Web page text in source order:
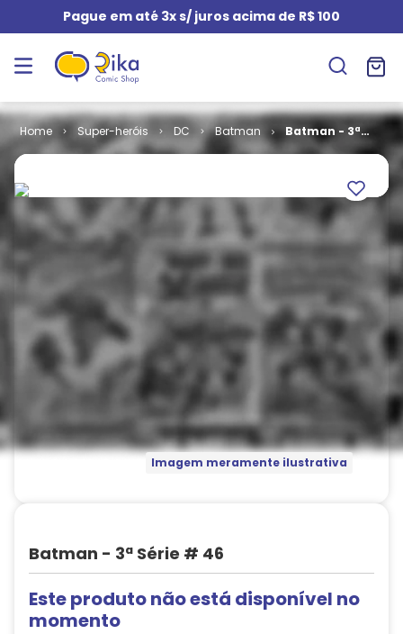
Pague em até 3x s/ juros acima de R$ 100
Super-heróis DC Batman
Batman - 3ª
Série # 46
Imagem meramente ilustrativa
Batman - 3ª Série # 46
Este produto não está disponível no
momento